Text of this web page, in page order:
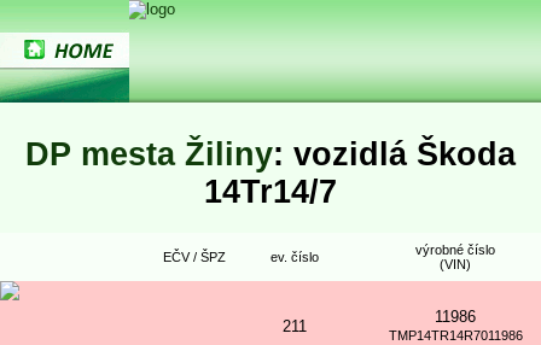
DP mesta Žiliny: vozidlá Škoda
14Tr14/7
EČV / ŠPZ ev. číslo
výrobné číslo
(VIN)
211
11986
TMP14TR14R7011986